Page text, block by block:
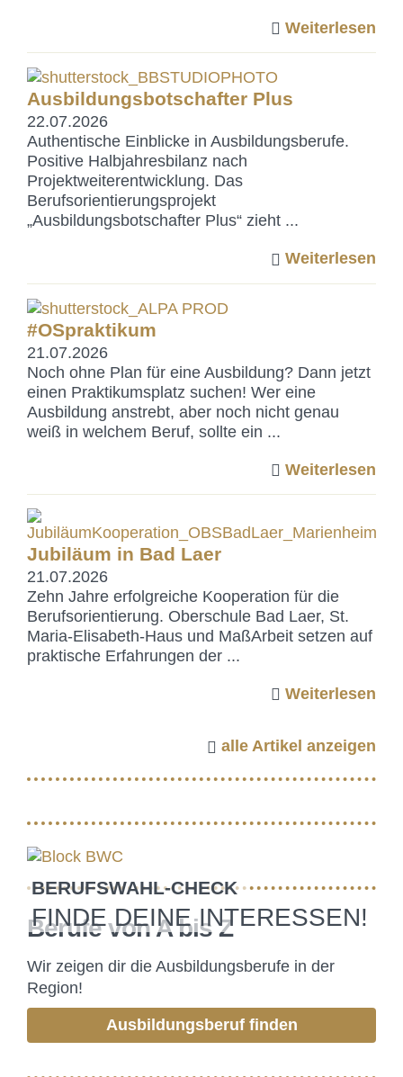
Weiterlesen
Ausbildungsbotschafter Plus
22.07.2026
Authentische Einblicke in Ausbildungsberufe.
Positive Halbjahresbilanz nach
Projektweiterentwicklung. Das
Berufsorientierungsprojekt
„Ausbildungsbotschafter Plus“ zieht ...
Weiterlesen
#OSpraktikum
21.07.2026
Noch ohne Plan für eine Ausbildung? Dann jetzt
einen Praktikumsplatz suchen! Wer eine
Ausbildung anstrebt, aber noch nicht genau
weiß in welchem Beruf, sollte ein ...
Weiterlesen
Jubiläum in Bad Laer
21.07.2026
Zehn Jahre erfolgreiche Kooperation für die
Berufsorientierung. Oberschule Bad Laer, St.
Maria-Elisabeth-Haus und MaßArbeit setzen auf
praktische Erfahrungen der ...
Weiterlesen
alle Artikel anzeigen
BERUFSWAHL-CHECK
FINDE DEINE INTERESSEN!
Berufe von A bis Z
Wir zeigen dir die Ausbildungsberufe in der
Region!
Ausbildungsberuf finden